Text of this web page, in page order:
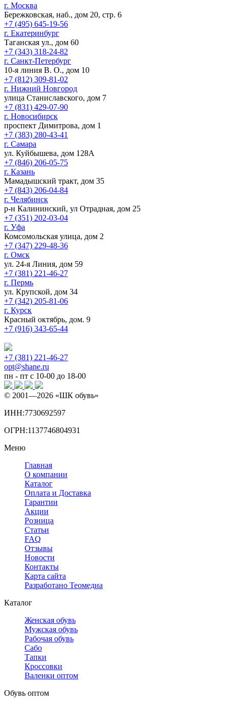
г. Москва
Бережковская, наб., дом 20, стр. 6
+7 (495) 645-19-56
г. Екатеринбург
Таганская ул., дом 60
+7 (343) 318-24-82
г. Санкт-Петербург
10-я линия В. О., дом 10
+7 (812) 309-81-02
г. Нижний Новгород
улица Станиславского, дом 7
+7 (831) 429-07-90
г. Новосибирск
проспект Димитрова, дом 1
+7 (383) 280-43-41
г. Самара
ул. Куйбышева, дом 128А
+7 (846) 206-05-75
г. Казань
Мамадышский тракт, дом 35
+7 (843) 206-04-84
г. Челябинск
р-н Калининский, ул Отрадная, дом 25
+7 (351) 202-03-04
г. Уфа
Комсомольская улица, дом 2
+7 (347) 229-48-36
г. Омск
ул. 24-я Линия, дом 59
+7 (381) 221-46-27
г. Пермь
ул. Крупской, дом 34
+7 (342) 205-81-06
г. Курск
Красный октябрь, дом. 9
+7 (916) 343-65-44
+7 (381) 221-46-27
opt@shane.ru
пн - пт с 10-00 до 18-00
© 2001—2026 «ШК обувь»
ИНН:7730692597
ОГРН:1137746804931
Меню
Главная
О компании
Каталог
Оплата и Доставка
Гарантии
Акции
Розница
Статьи
FAQ
Отзывы
Новости
Контакты
Карта сайта
Разработано Теомедиа
Каталог
Женская обувь
Мужская обувь
Рабочая обувь
Сабо
Тапки
Кроссовки
Валенки оптом
Обувь оптом